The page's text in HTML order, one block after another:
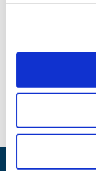
January (1)
2006 (10)